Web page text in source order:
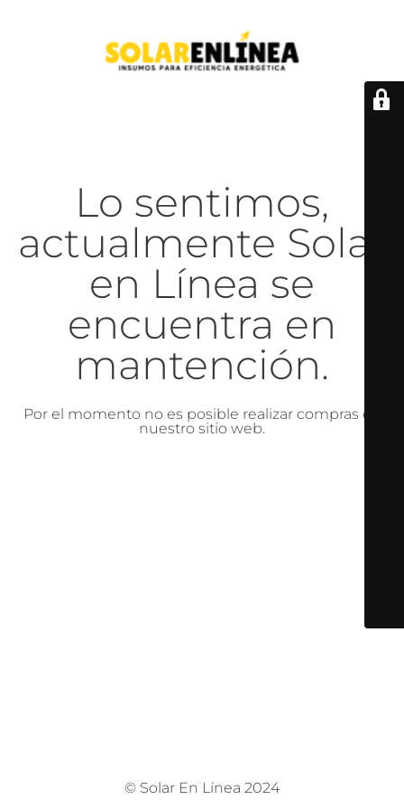
Lo sentimos,
actualmente Solar
en Línea se
encuentra en
mantención.
Por el momento no es posible realizar compras en
nuestro sitio web.
© Solar En Línea 2024